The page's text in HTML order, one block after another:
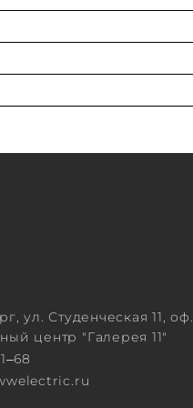
ул. Студенческая 11, оф.
центр "Галерея 11"